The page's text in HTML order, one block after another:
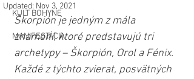
KULT BOHYNE
MANIFESTÁCIA
Updated: Nov 3, 2021
Škorpión je jedným z mála
znamení, ktoré predstavujú tri
archetypy – Škorpión, Orol a Fénix.
Každé z týchto zvierat, posvätných